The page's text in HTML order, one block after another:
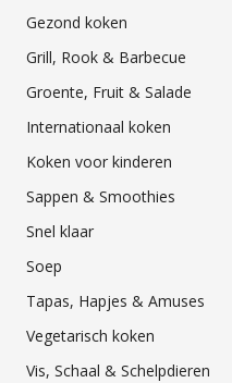
Gezond koken
Grill, Rook & Barbecue
Groente, Fruit & Salade
Internationaal koken
Koken voor kinderen
Sappen & Smoothies
Snel klaar
Soep
Tapas, Hapjes & Amuses
Vegetarisch koken
Vis, Schaal & Schelpdieren